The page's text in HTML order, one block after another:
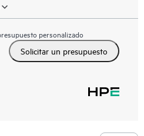
personalizado
Solicitar un presupuesto